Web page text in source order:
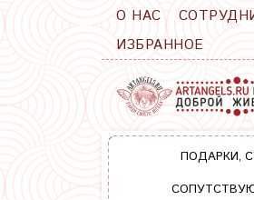
О НАС
ИЗБРАННОЕ
ПОДАРКИ,